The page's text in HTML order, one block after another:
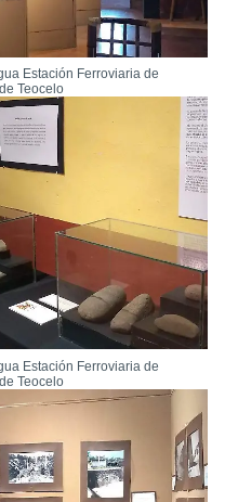
Estación Ferroviaria de
Teocelo
Estación Ferroviaria de
Teocelo